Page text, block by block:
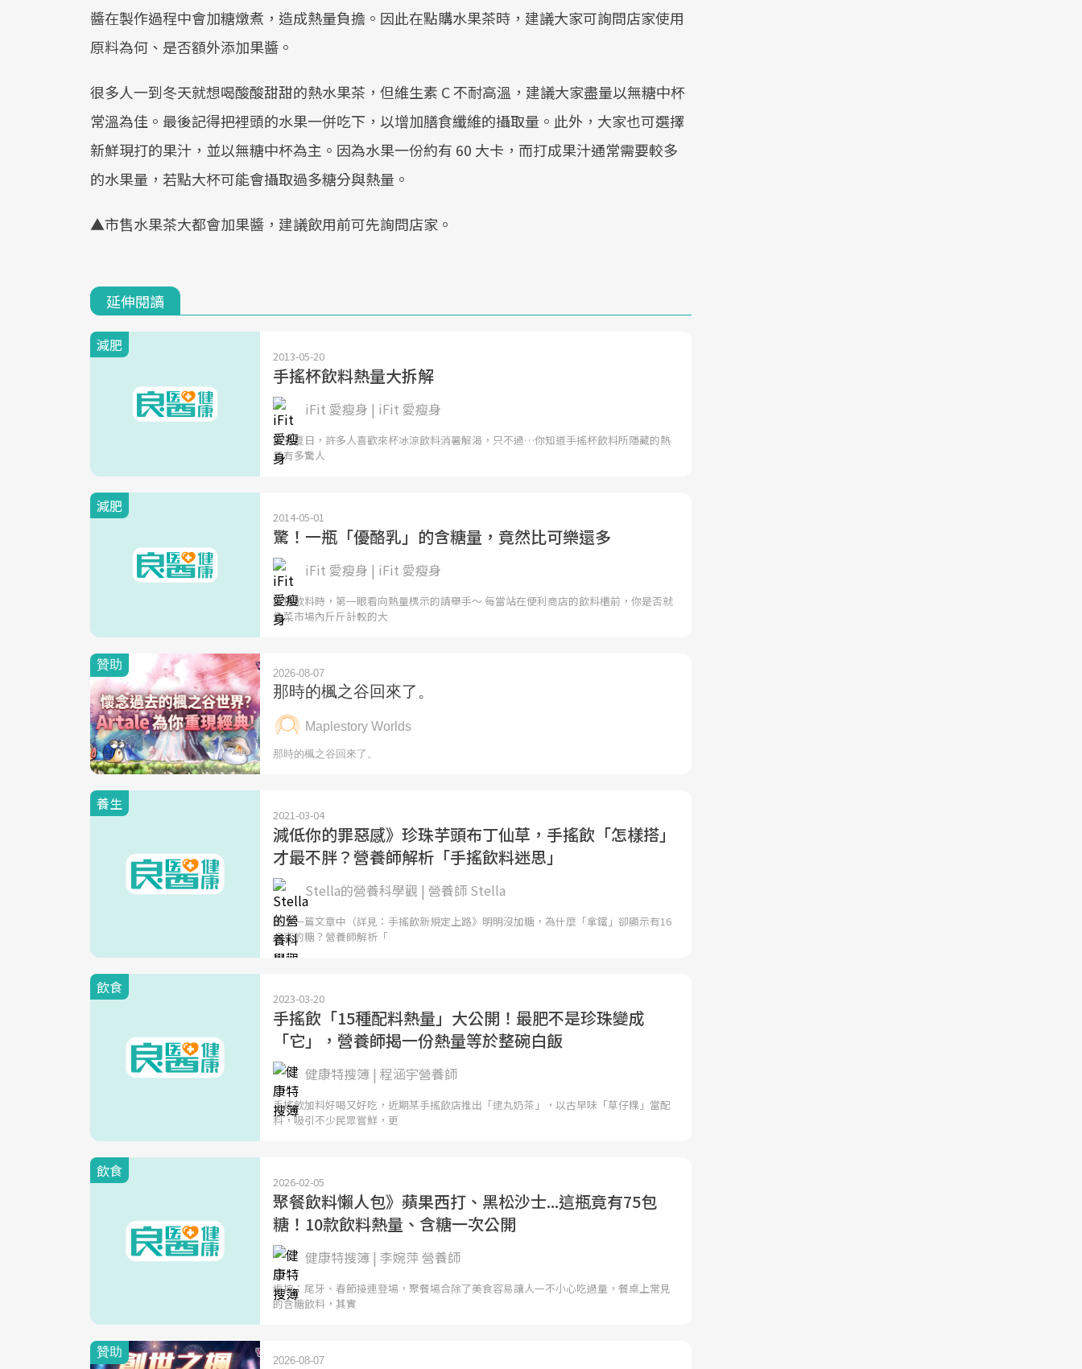
醬在製作過程中會加糖燉煮，造成熱量負擔。因此在點購水果茶時，建議大家可詢問店家使用
原料為何、是否額外添加果醬。
很多人一到冬天就想喝酸酸甜甜的熱水果茶，但維生素 C 不耐高溫，建議大家盡量以無糖中杯
常溫為佳。最後記得把裡頭的水果一併吃下，以增加膳食纖維的攝取量。此外，大家也可選擇
新鮮現打的果汁，並以無糖中杯為主。因為水果一份約有 60 大卡，而打成果汁通常需要較多
的水果量，若點大杯可能會攝取過多糖分與熱量。
▲市售水果茶大都會加果醬，建議飲用前可先詢問店家。
延伸閱讀
減肥
2013-05-20
手搖杯飲料熱量大拆解
iFit 愛瘦身 | iFit 愛瘦身
炎炎夏日，許多人喜歡來杯冰涼飲料消暑解渴，只不過…你知道手搖杯飲料所隱藏的熱
量有多驚人
減肥
2014-05-01
驚！一瓶「優酪乳」的含糖量，竟然比可樂還多
iFit 愛瘦身 | iFit 愛瘦身
選擇飲料時，第一眼看向熱量標示的請舉手～ 每當站在便利商店的飲料櫃前，你是否就
像菜市場內斤斤計較的大
養生
2021-03-04
減低你的罪惡感》珍珠芋頭布丁仙草，手搖飲「怎樣搭」
才最不胖？營養師解析「手搖飲料迷思」
Stella的營養科學觀 | 營養師 Stella
在上一篇文章中（詳見：手搖飲新規定上路》明明沒加糖，為什麼「拿鐵」卻顯示有16
公克的糖？營養師解析「
飲食
2023-03-20
手搖飲「15種配料熱量」大公開！最肥不是珍珠變成
「它」，營養師揭一份熱量等於整碗白飯
健康特搜簿 | 程涵宇營養師
手搖飲加料好喝又好吃，近期某手搖飲店推出「逮丸奶茶」，以古早味「草仔粿」當配
料，吸引不少民眾嘗鮮，更
飲食
2026-02-05
聚餐飲料懶人包》蘋果西打、黑松沙士...這瓶竟有75包
糖！10款飲料熱量、含糖一次公開
健康特搜簿 | 李婉萍 營養師
編按：尾牙、春節接連登場，聚餐場合除了美食容易讓人一不小心吃過量，餐桌上常見
的含糖飲料，其實